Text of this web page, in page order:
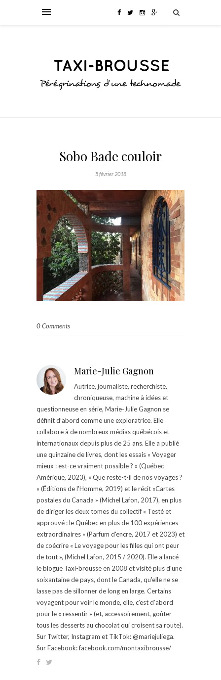
Sobo Bade couloir
5 février 2018
0 Comments
Marie-Julie Gagnon
Autrice, journaliste, recherchiste,
chroniqueuse, machine à idées et
questionneuse en série, Marie-Julie Gagnon se
définit d’abord comme une exploratrice. Elle
collabore à de nombreux médias québécois et
internationaux depuis plus de 25 ans. Elle a publié
une quinzaine de livres, dont les essais « Voyager
mieux : est-ce vraiment possible ? » (Québec
Amérique, 2023), « Que reste-t-il de nos voyages ?
» (Éditions de l'Homme, 2019) et le récit «Cartes
postales du Canada » (Michel Lafon, 2017), en plus
de diriger les deux tomes du collectif « Testé et
approuvé : le Québec en plus de 100 expériences
extraordinaires » (Parfum d'encre, 2017 et 2023) et
de coécrire « Le voyage pour les filles qui ont peur
de tout », (Michel Lafon, 2015 / 2020). Elle a lancé
le blogue Taxi-brousse en 2008 et visité plus d'une
soixantaine de pays, dont le Canada, qu'elle ne se
lasse pas de sillonner de long en large. Certains
voyagent pour voir le monde, elle, c’est d’abord
pour le « ressentir » (et, accessoirement, goûter
tous les desserts au chocolat qui croisent sa route).
Sur Twitter, Instagram et TikTok: @mariejuliega.
Sur Facebook: facebook.com/montaxibrousse/